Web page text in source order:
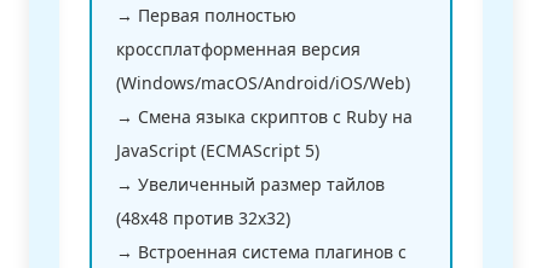
→ Первая полностью
кроссплатформенная версия
(Windows/macOS/Android/iOS/Web)
→ Смена языка скриптов с Ruby на
JavaScript (ECMAScript 5)
→ Увеличенный размер тайлов
(48x48 против 32x32)
→ Встроенная система плагинов с